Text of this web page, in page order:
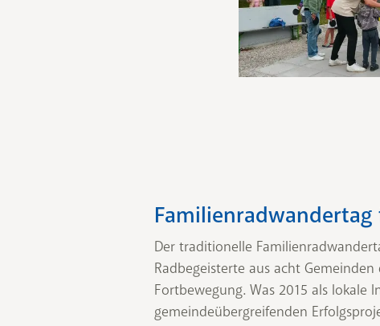
Der traditionelle
Radbegeisterte aus acht
Fortbewegung. Was 2015 als
gemeindeübergreifenden